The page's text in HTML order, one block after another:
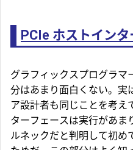
PCIe ホストイン
グラフィックスプログラマ
分はあまり面白くない。実
ア設計者も同じことを考え
ターフェースは実行があま
ルネックだと判明して初め